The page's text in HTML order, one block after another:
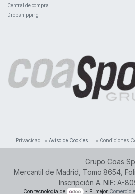
Central de compra
Dropshipping
Privacidad • Aviso de Cookies • Condiciones
Grupo Coas Sport
Mercantil de Madrid, Tomo 8654,
Inscripción A. NIF: A-
Con tecnología de - El mejor Comercio